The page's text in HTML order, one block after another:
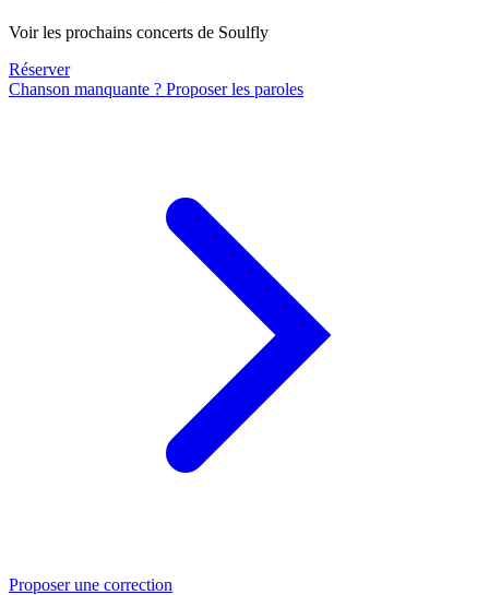
Voir les prochains concerts de Soulfly
Réserver
Chanson manquante ? Proposer les paroles
Proposer une correction